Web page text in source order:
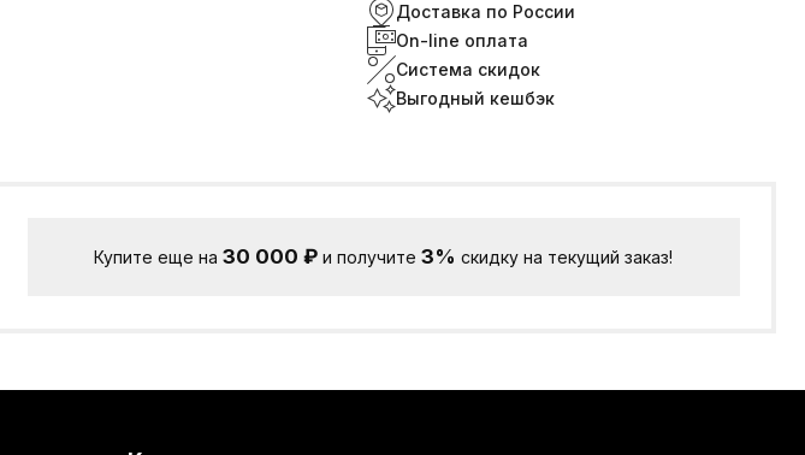
Доставка по России
On-line оплата
Система скидок
Выгодный кешбэк
Купите еще на30 000₽ и получите3% скидку на текущий заказ!